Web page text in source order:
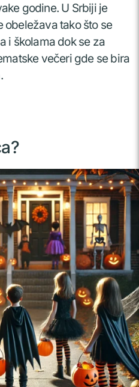
godine. U Srbiji je
obeležava tako što se
i školama dok se za
večeri gde se bira